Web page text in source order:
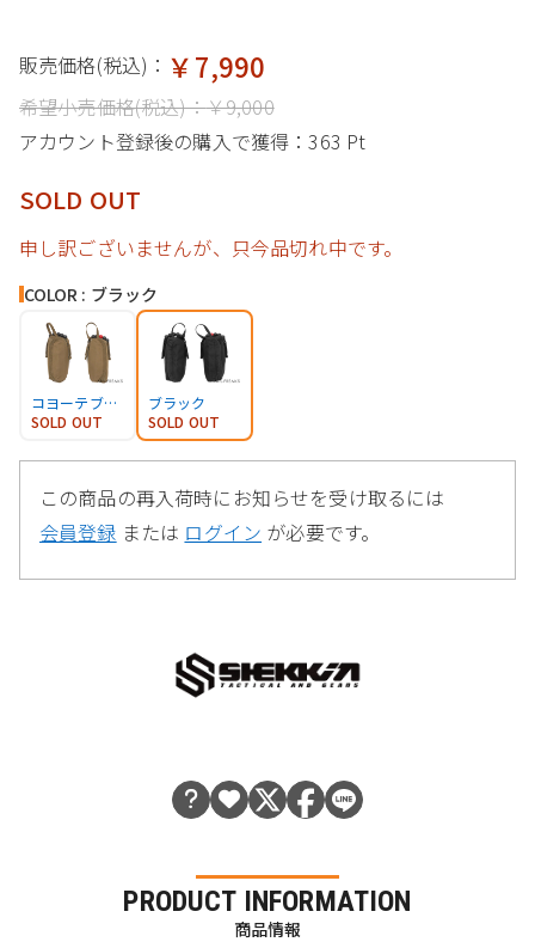
販売価格(税込)： ￥7,990
希望小売価格(税込)：￥9,000
アカウント登録後の購入で獲得：363 Pt
SOLD OUT
申し訳ございませんが、只今品切れ中です。
COLOR : ブラック
コヨーテブラウン
SOLD OUT
ブラック
SOLD OUT
この商品の再入荷時にお知らせを受け取るには
会員登録 または ログイン が必要です。
PRODUCT INFORMATION
商品情報